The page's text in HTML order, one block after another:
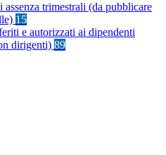
assenza trimestrali (da pubblicare
15
e autorizzati ai dipendenti
dirigenti) 89